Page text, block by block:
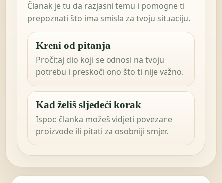
Članak je tu da razjasni temu i pomogne ti
prepoznati što ima smisla za tvoju situaciju.
Kreni od pitanja
Pročitaj dio koji se odnosi na tvoju
potrebu i preskoči ono što ti nije važno.
Kad želiš sljedeći korak
Ispod članka možeš vidjeti povezane
proizvode ili pitati za osobniji smjer.